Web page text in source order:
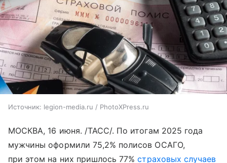
Источник: legion-media.ru / PhotoXPress.ru
МОСКВА, 16 июня. /ТАСС/. По итогам 2025 года
мужчины оформили 75,2% полисов ОСАГО,
при этом на них пришлось 77%страховых случаев